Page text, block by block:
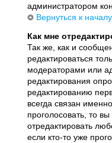
администратором
Вернуться к началу
Как мне
Так же, как и
редактироваться
модераторами или
редактирования
редактированию
всегда связан
проголосовать, то
отредактировать
если кто-то уже